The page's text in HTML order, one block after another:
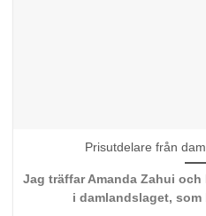
Prisutdelare från
Jag träffar Amanda Zahui
i damlandslaget,